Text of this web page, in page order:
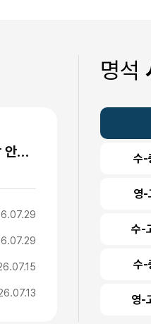
"수능 1주 전까지 등원하는 이유" 명석학원 정시반 개강 안내 (성수고·경일고·무학여고·대광고 등)
명석
수-
영-
수-
수-
영-